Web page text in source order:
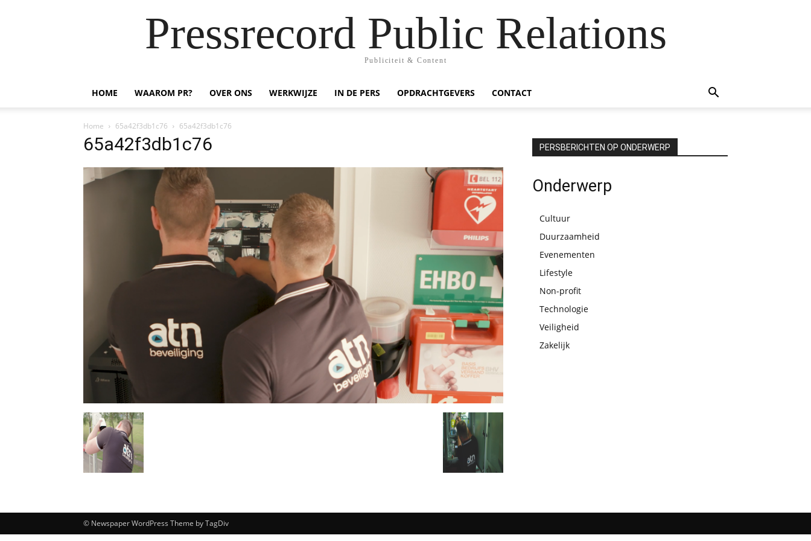
Pressrecord Public Relations
Publiciteit & Content
HOME WAAROM PR? OVER ONS WERKWIJZE IN DE PERS OPDRACHTGEVERS CONTACT
Home 65a42f3db1c76 65a42f3db1c76
65a42f3db1c76 PERSBERICHTEN OP ONDERWERP
Onderwerp
Cultuur
Duurzaamheid
Evenementen
Lifestyle
Non-profit
Technologie
Veiligheid
Zakelijk
© Newspaper WordPress Theme by TagDiv